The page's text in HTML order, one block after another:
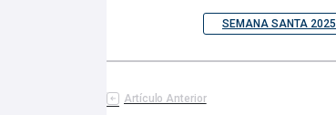
SEMANA SANTA 2025
Artículo Anterior